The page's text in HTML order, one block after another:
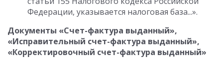
Федерации, указывается налоговая база...».
Документы «Счет-фактура выданный»,
«Исправительный счет-фактура выданный»,
«Корректировочный счет-фактура выданный»